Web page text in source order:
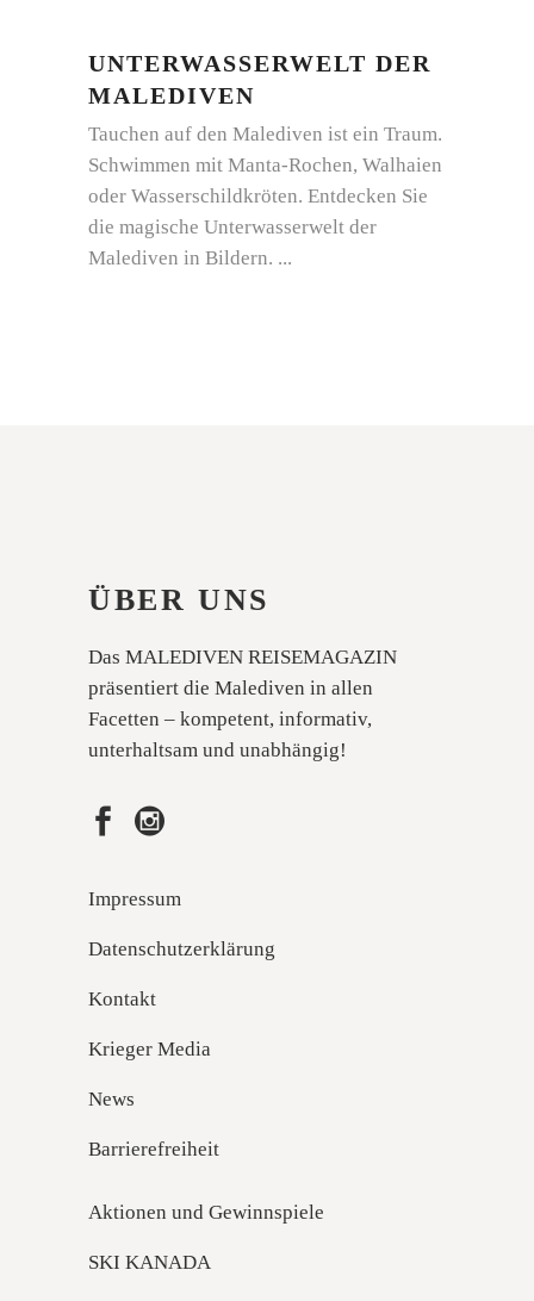
UNTERWASSERWELT DER
MALEDIVEN
Tauchen auf den Malediven ist ein Traum.
Schwimmen mit Manta-Rochen, Walhaien
oder Wasserschildkröten. Entdecken Sie
die magische Unterwasserwelt der
Malediven in Bildern.
ÜBER UNS
Das MALEDIVEN REISEMAGAZIN
präsentiert die Malediven in allen
Facetten – kompetent, informativ,
unterhaltsam und unabhängig!
Impressum
Datenschutzerklärung
Kontakt
Krieger Media
News
Barrierefreiheit
Aktionen und Gewinnspiele
SKI KANADA